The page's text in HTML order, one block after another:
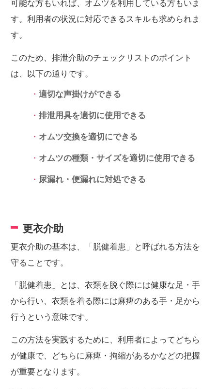
可能な方もいれば、オムツを利用している方もいま
す。利用者の状況に対応できるスキルも求められま
す。
このため、排泄介助のチェックリストのポイント
は、以下の通りです。
適切な声掛けができる
排泄用具を適切に使用できる
オムツ交換を適切にできる
オムツの種類・サイズを適切に使用できる
尿漏れ・便漏れに対処できる
更衣介助
更衣介助の基本は、「脱健着患」と呼ばれる方法を
守ることです。
「脱健着患」とは、衣類を脱ぐ際には健康な足・手
から行い、衣類を着る際には麻痺のある手・足から
行うという意味です。
この方法を実践するために、利用者によってどちら
が健康で、どちらに麻痺・拘縮があるかなどの把握
が重要となります。